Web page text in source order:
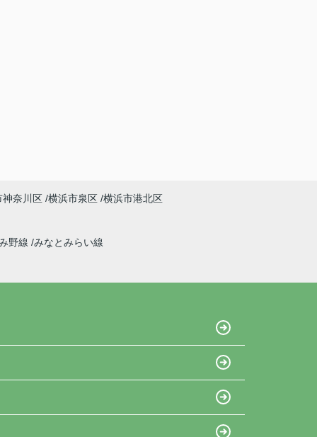
神奈川区 横浜市泉区 横浜市港北区
野線 みなとみらい線